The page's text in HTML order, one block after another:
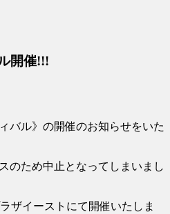
開催!!!
バル》の開催のお知らせをいた
のため中止となってしまいまし
ザイーストにて開催いたしま